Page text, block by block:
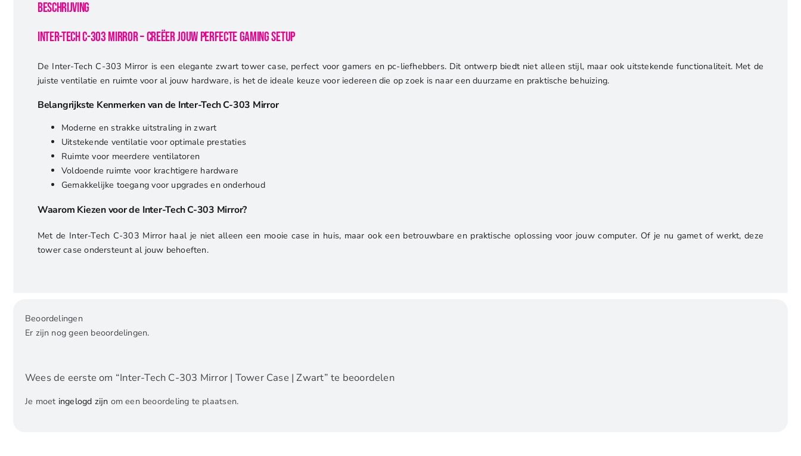
Beschrijving
Inter-Tech C-303 Mirror – Creëer Jouw Perfecte Gaming Setup
De Inter-Tech C-303 Mirror is een elegante zwart tower case, perfect voor gamers en pc-liefhebbers. Dit ontwerp biedt niet alleen stijl, maar ook uitstekende functionaliteit. Met de
juiste ventilatie en ruimte voor al jouw hardware, is het de ideale keuze voor iedereen die op zoek is naar een duurzame en praktische behuizing.
Belangrijkste Kenmerken van de Inter-Tech C-303 Mirror
Moderne en strakke uitstraling in zwart
Uitstekende ventilatie voor optimale prestaties
Ruimte voor meerdere ventilatoren
Voldoende ruimte voor krachtigere hardware
Gemakkelijke toegang voor upgrades en onderhoud
Waarom Kiezen voor de Inter-Tech C-303 Mirror?
Met de Inter-Tech C-303 Mirror haal je niet alleen een mooie case in huis, maar ook een betrouwbare en praktische oplossing voor jouw computer. Of je nu gamet of werkt, deze
tower case ondersteunt al jouw behoeften.
Beoordelingen
Er zijn nog geen beoordelingen.
Wees de eerste om “Inter-Tech C-303 Mirror | Tower Case | Zwart” te beoordelen
Je moet ingelogd zijn om een beoordeling te plaatsen.